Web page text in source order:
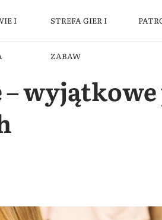
I STREFA GIER I
ZABAW
–